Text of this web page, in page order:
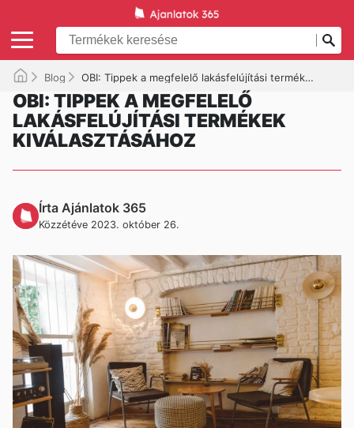
Blog OBI: Tippek a megfelelő lakásfelújítási termékek kiválasztásához
OBI: TIPPEK A MEGFELELŐ
LAKÁSFELÚJÍTÁSI TERMÉKEK
KIVÁLASZTÁSÁHOZ
Írta Ajánlatok 365
Közzétéve 2023. október 26.